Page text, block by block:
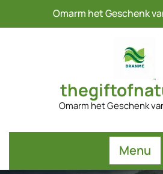
Omarm het Geschenk
Omarm het Geschenk
Menu